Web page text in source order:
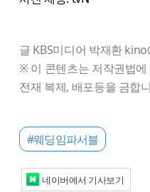
글 KBS미디어 박재환
※ 이 콘텐츠는 저작권법
전재 복제, 배포등을 금합
#웨딩임파서블
네이버에서 기사보기